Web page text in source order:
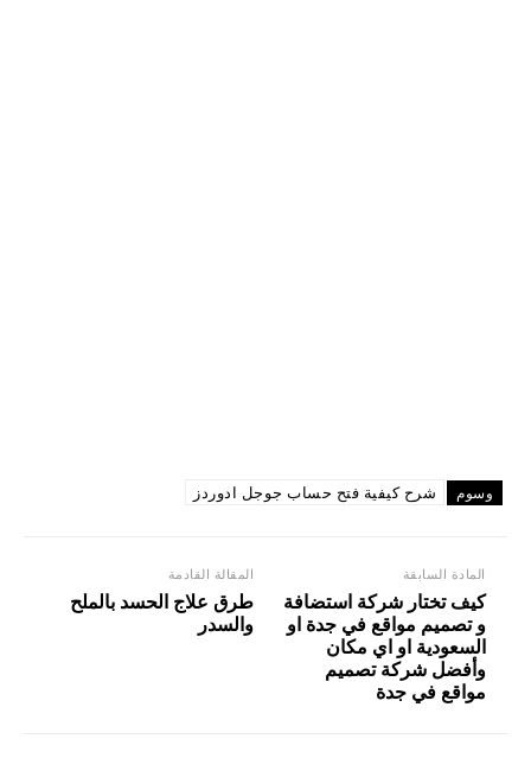
وسوم شرح كيفية فتح حساب جوجل ادوردز
المادة السابقة
كيف تختار شركة استضافة
و تصميم مواقع في جدة او
السعودية او اي مكان
وأفضل شركة تصميم
مواقع في جدة
المقالة القادمة
طرق علاج الحسد بالملح
والسدر